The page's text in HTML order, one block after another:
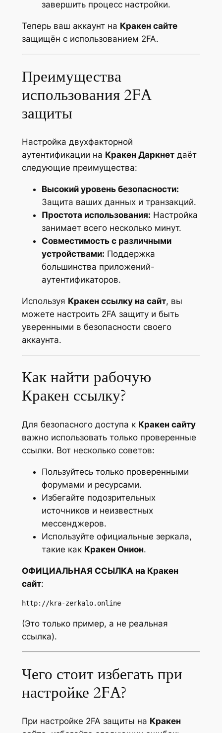
завершить процесс настройки.
Теперь ваш аккаунт на Кракен сайте
защищён с использованием 2FA.
Преимущества
использования 2FA
защиты
Настройка двухфакторной
аутентификации на Кракен Даркнетдаёт
следующие преимущества:
Высокий уровень безопасности:
Защита ваших данных и транзакций.
Простота использования: Настройка
занимает всего несколько минут.
Совместимость с различными
устройствами: Поддержка
большинства приложений-
аутентификаторов.
Используя Кракен ссылку на сайт, вы
можете настроить 2FA защиту и быть
уверенными в безопасности своего
аккаунта.
Как найти рабочую
Кракен ссылку?
Для безопасного доступа к Кракен сайту
важно использовать только проверенные
ссылки. Вот несколько советов:
Пользуйтесь только проверенными
форумами и ресурсами.
Избегайте подозрительных
источников и неизвестных
мессенджеров.
Используйте официальные зеркала,
такие как Кракен Онион.
ОФИЦИАЛЬНАЯ ССЫЛКА на Кракен
сайт:
http://kra-zerkalo.online
(Это только пример, а не реальная
ссылка).
Чего стоит избегать при
настройке 2FA?
При настройке 2FA защиты на Кракен